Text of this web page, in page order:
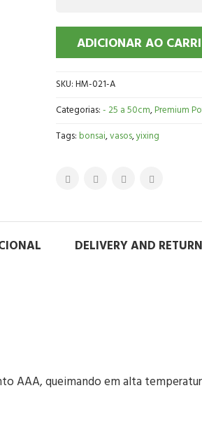
ADICIONAR AO
SKU:HM-021-A
Categorias:- 25 a 50cm,Premium
Tags:bonsai,vasos,yixing
DELIVERY AND
AAA, queimando em alta